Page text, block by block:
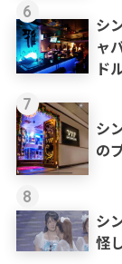
6
シ
ャ
ド
7
シ
の
8
シ
怪